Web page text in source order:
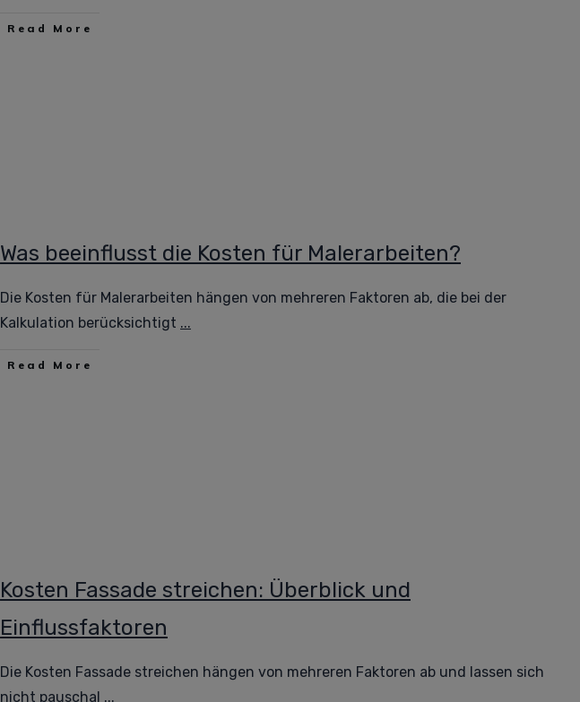
Read More
Was beeinflusst die Kosten für Malerarbeiten?
Die Kosten für Malerarbeiten hängen von mehreren Faktoren ab, die bei der
Kalkulation berücksichtigt ...
Read More
Kosten Fassade streichen: Überblick und
Einflussfaktoren
Die Kosten Fassade streichen hängen von mehreren Faktoren ab und lassen sich
nicht pauschal ...